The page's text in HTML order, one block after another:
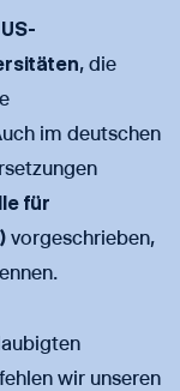
US-
, die
im deutschen
für
vorgeschrieben,
wir unseren